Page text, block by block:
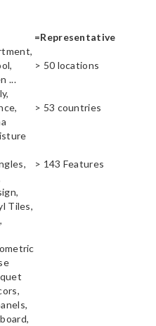
=Representative
...
> 50 locations
> 53 countries
> 143 Features
Tiles,